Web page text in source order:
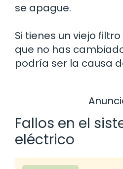
se apague.
Si tienes un viejo
que no has
podría ser la causa
Fallos en el
eléctrico